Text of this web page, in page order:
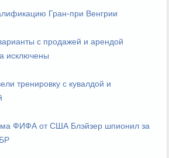
Гран-при Венгрии
с продажей и арендой
исключены
тренировку с кувалдой и
ФИФА от США Блэйзер шпионил за